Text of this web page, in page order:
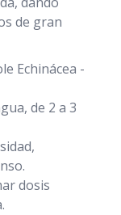
de gran
Echinácea -
de 2 a 3
dosis